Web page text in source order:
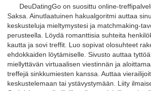
DeuDatingGo on suosittu online-
Saksa. Ainutlaatuinen hakualgoritmi auttaa
keskusteluja mieltymystesi ja matchmaking-
perusteella. Löydä romanttisia suhteita
kautta ja sovi treffit. Luo sopivat olosuhteet
ehdokkaiden löytämiselle. Sivusto auttaa
miellyttävän virtuaalisen viestinnän ja
treffejä sinkkumiesten kanssa. Auttaa
keskustelemaan tai ystävystymään. Liity